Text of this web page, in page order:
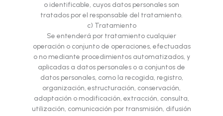
o identificable, cuyos datos personales son
tratados por el responsable del tratamiento.
c) Tratamiento
Se entenderá por tratamiento cualquier
operación o conjunto de operaciones, efectuadas
o no mediante procedimientos automatizados, y
aplicadas a datos personales o a conjuntos de
datos personales, como la recogida, registro,
organización, estructuración, conservación,
adaptación o modificación, extracción, consulta,
utilización, comunicación por transmisión, difusión